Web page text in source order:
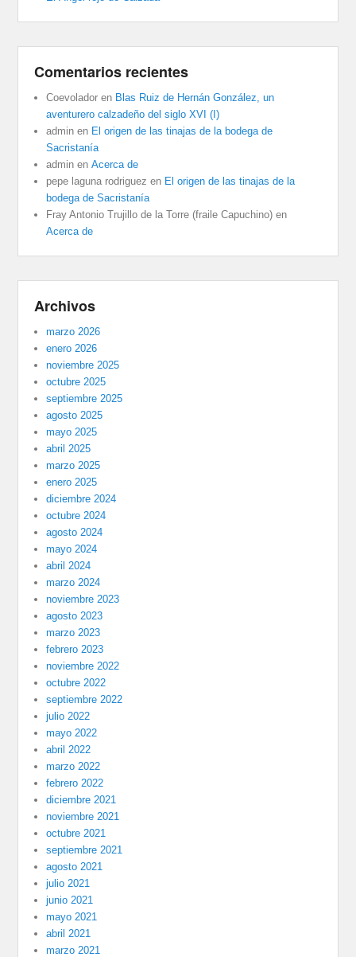
Comentarios recientes
Coevolador en Blas Ruiz de Hernán González, un
aventurero calzadeño del siglo XVI (I)
admin en El origen de las tinajas de la bodega de
Sacristanía
admin enAcerca de
pepe laguna rodriguez en El origen de las tinajas de la
bodega de Sacristanía
Fray Antonio Trujillo de la Torre (fraile Capuchino) en
Acerca de
Archivos
marzo 2026
enero 2026
noviembre 2025
octubre 2025
septiembre 2025
agosto 2025
mayo 2025
abril 2025
marzo 2025
enero 2025
diciembre 2024
octubre 2024
agosto 2024
mayo 2024
abril 2024
marzo 2024
noviembre 2023
agosto 2023
marzo 2023
febrero 2023
noviembre 2022
octubre 2022
septiembre 2022
julio 2022
mayo 2022
abril 2022
marzo 2022
febrero 2022
diciembre 2021
noviembre 2021
octubre 2021
septiembre 2021
agosto 2021
julio 2021
junio 2021
mayo 2021
abril 2021
marzo 2021